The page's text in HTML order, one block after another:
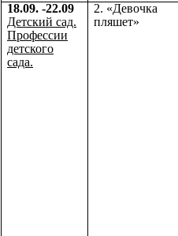
18.09. -22.09
Детский сад.
Профессии
детского
сада.
2. «Девочка
пляшет»